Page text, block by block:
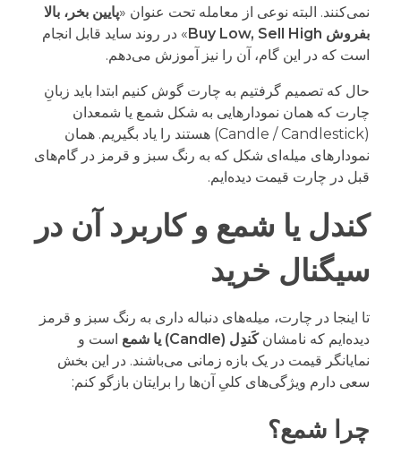
نمی‌کنند. البته نوعی از معامله تحت عنوان «پایین بخر، بالا
بفروش Buy Low, Sell High
» در روند ساید قابل انجام
است که در این گام، آن را نیز آموزش می‌دهم.
حال که تصمیم گرفتیم به چارت گوش کنیم ابتدا باید زبانِ
چارت که همان نمودارهایی به شکل شمع یا شمعدان
(Candle / Candlestick) هستند را یاد بگیریم. همان
نمودارهای میله‌ای شکل که به رنگ سبز و قرمز در گام‌های
قبل در چارت قیمت دیده‌ایم.
کندل یا شمع و کاربرد آن در
سیگنال خرید
تا اینجا در چارت، میله‌های دنباله داری به رنگ سبز و قرمز
دیده‌ایم که نامشانکَندِل (Candle) یا شمع
است و
نمایانگر قیمت در یک بازه زمانی می‌باشند. در این بخش
سعی دارم ویژگی‌های کلیِ آن‌ها را برایتان بازگو کنم:
چرا شمع؟